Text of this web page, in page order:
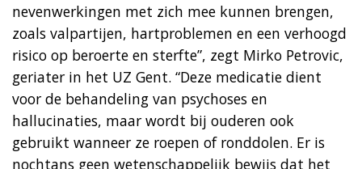
nevenwerkingen met zich mee kunnen brengen,
zoals valpartijen, hartproblemen en een verhoogd
risico op beroerte en sterfte”, zegt Mirko Petrovic,
geriater in het UZ Gent. “Deze medicatie dient
voor de behandeling van psychoses en
hallucinaties, maar wordt bij ouderen ook
gebruikt wanneer ze roepen of ronddolen. Er is
nochtans geen wetenschappelijk bewijs dat het